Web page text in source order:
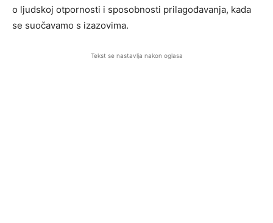
o ljudskoj otpornosti i sposobnosti prilagođavanja, kada
se suočavamo s izazovima.
Tekst se nastavlja nakon oglasa